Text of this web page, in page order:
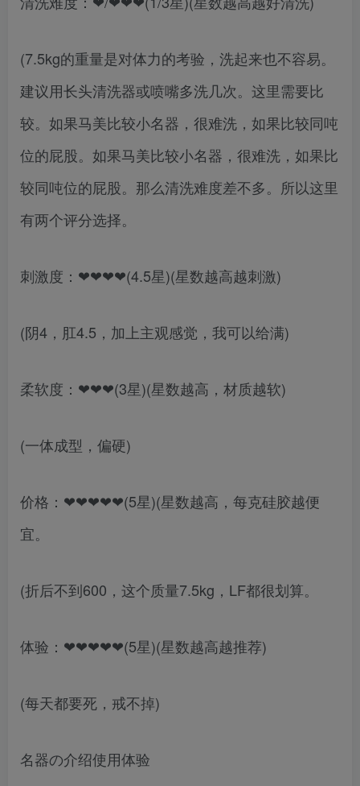
(7.5kg的重量是对体力的考验，洗起来也不容易。
建议用长头清洗器或喷嘴多洗几次。这里需要比
较。如果马美比较小名器，很难洗，如果比较同吨
位的屁股。如果马美比较小名器，很难洗，如果比
较同吨位的屁股。那么清洗难度差不多。所以这里
有两个评分选择。
刺激度：❤❤❤❤(4.5星)(星数越高越刺激)
(阴4，肛4.5，加上主观感觉，我可以给满)
柔软度：❤❤❤(3星)(星数越高，材质越软)
(一体成型，偏硬)
价格：❤❤❤❤❤(5星)(星数越高，每克硅胶越便
宜。
(折后不到600，这个质量7.5kg，LF都很划算。
体验：❤❤❤❤❤(5星)(星数越高越推荐)
(每天都要死，戒不掉)
名器の介绍使用体验